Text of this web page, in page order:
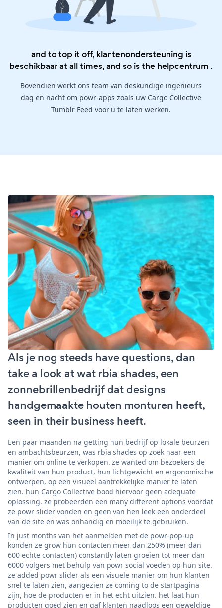
and to top it off, klantenondersteuning is
beschikbaar at all times, and so is the helpcentrum .
Bovendien werkt ons team van deskundige ingenieurs
dag en nacht om powr-apps zoals uw Cargo Collective
Tumblr Feed voor u te laten werken.
Als je nog steeds have questions, dan
take a look at wat rbia shades, een
zonnebrillenbedrijf dat designs
handgemaakte houten monturen heeft,
seen in their business heeft.
Een paar maanden na getting hun bedrijf op lokale beurzen
en ambachtsbeurzen, was rbia shades op zoek naar een
manier om online te verkopen. ze wanted om bezoekers de
kwaliteit van hun product, hun lichtgewicht en ergonomische
ontwerpen, op een visueel aantrekkelijke manier te laten
zien. hun Cargo Collective bood hiervoor geen adequate
oplossing. ze probeerden een many different options voordat
ze powr slider vonden en geen van hen leek een onderdeel
van de site en was onhandig en moeilijk te gebruiken.
In just months van het aanmelden met de powr-pop-up
konden ze grow hun contacten meer dan 250% (meer dan
600 echte contacten) constantly laten groeien tot meer dan
6000 volgers met behulp van powr social voeden op hun site.
ze added powr slider als een visuele manier om hun klanten
snel te laten zien, aangezien ze coming to de startpagina
zijn, hoe de producten er in het echt uitzien. het laat hun
producten goed zien en gaf klanten naadloos een geweldige